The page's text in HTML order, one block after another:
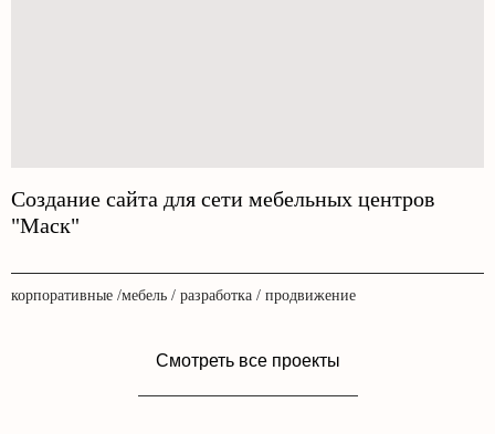
Создание сайта для сети мебельных центров
"Маск"
корпоративные /мебель / разработка / продвижение
Смотреть все проекты